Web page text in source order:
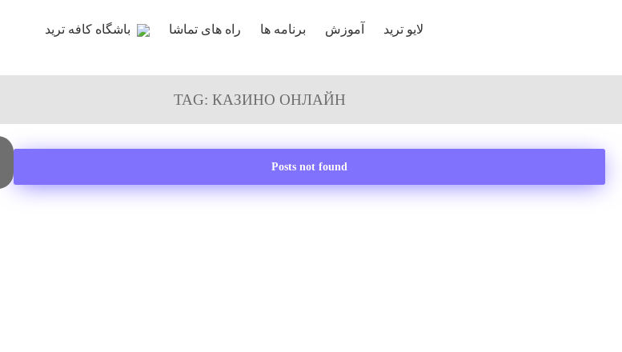
لایو ترید آموزش برنامه ها راه های تماشا باشگاه کافه ترید
TAG: КАЗИНО ОНЛАЙН
Posts not found